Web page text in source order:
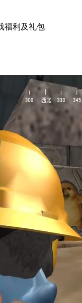
福利 及礼包